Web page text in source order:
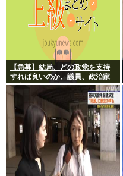
【急募】結局、どの政党を支持
すれば良いのか、議員、政治家
は全員悪か